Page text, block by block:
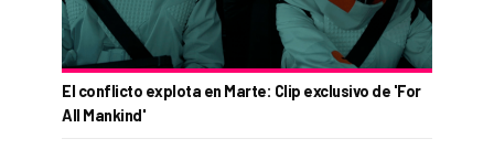
El conflicto explota en Marte: Clip exclusivo de 'For
All Mankind'